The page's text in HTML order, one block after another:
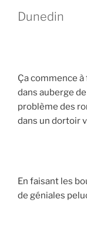
Dunedin
Ça commence
dans auberge
problème des
dans un dortoir
En faisant les
de géniales